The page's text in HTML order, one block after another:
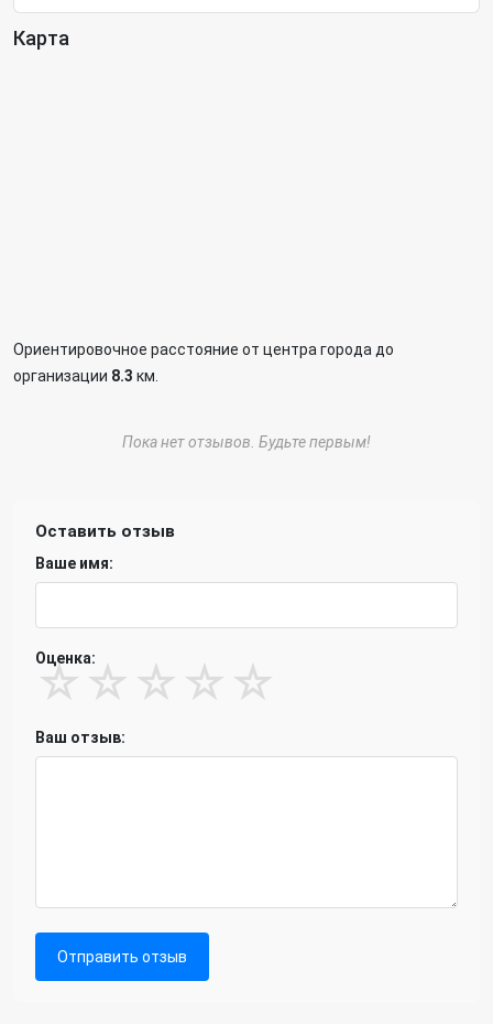
Карта
Ориентировочное расстояние от центра города до
организации 8.3 км.
Пока нет отзывов. Будьте первым!
Оставить отзыв
Ваше имя:
Оценка:
☆ ☆ ☆ ☆ ☆
Ваш отзыв:
Отправить отзыв